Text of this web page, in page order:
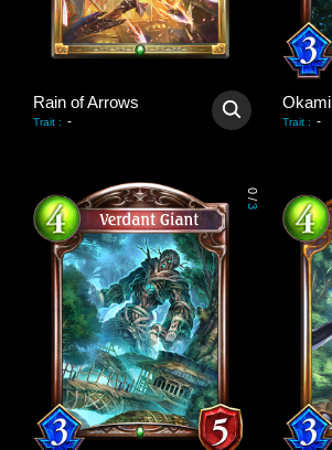
Rain of Arrows
Trait : -
Okami
Trait : -
0
/
3